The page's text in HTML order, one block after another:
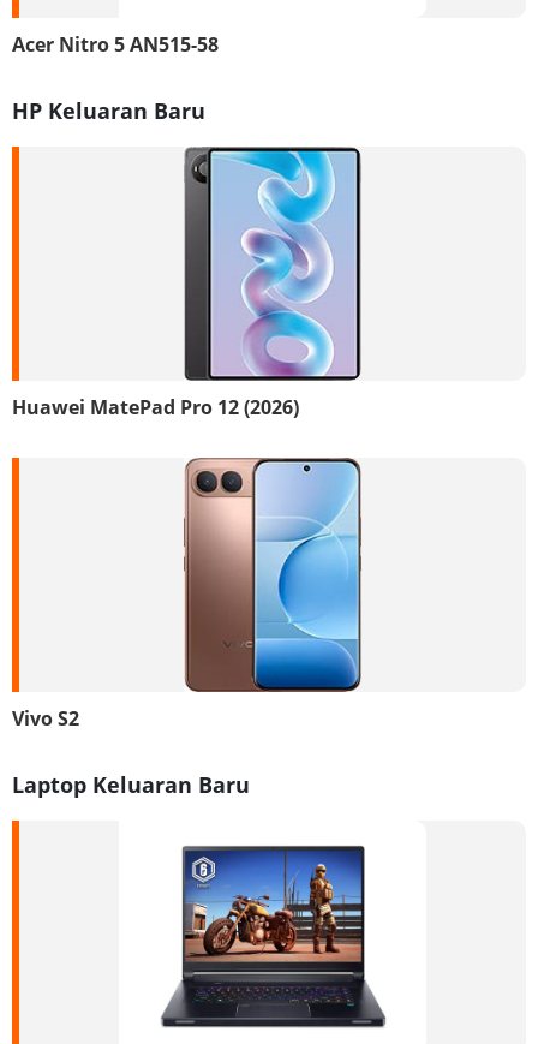
Acer Nitro 5 AN515-58
HP Keluaran Baru
Huawei MatePad Pro 12 (2026)
Vivo S2
Laptop Keluaran Baru